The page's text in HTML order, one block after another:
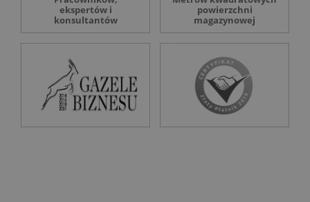
ekspertów i
konsultantów
powierzchni
magazynowej